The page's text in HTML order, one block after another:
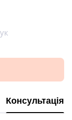
Консультація